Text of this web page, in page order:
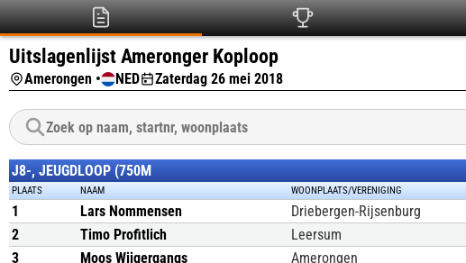
Uitslagenlijst Ameronger Koploop
Amerongen • NED Zaterdag 26 mei 2018
J8-, JEUGDLOOP (750M
PLAATS NAAM WOONPLAATS/VERENIGING
1 Lars Nommensen Driebergen-Rijsenburg
2
Timo Profitlich Leersum
3
Moos Wijgergangs Amerongen